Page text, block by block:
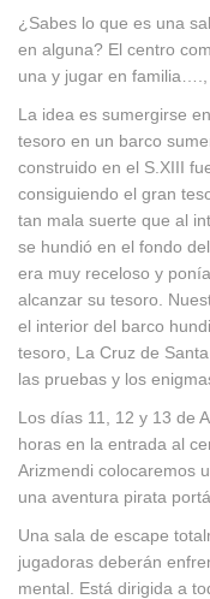
¿Sabes lo que es una
en alguna? El centro
una y jugar en familia….,
La idea es sumergirse
tesoro en un barco
construido en el S.XIII
consiguiendo el gran
tan mala suerte que al
se hundió en el fondo
era muy receloso y
alcanzar su tesoro.
el interior del barco
tesoro, La Cruz de
las pruebas y los
Los días 11, 12 y 13 de
horas en la entrada al
Arizmendi colocaremos
una aventura pirata
Una sala de escape
jugadoras deberán
mental. Está dirigida a